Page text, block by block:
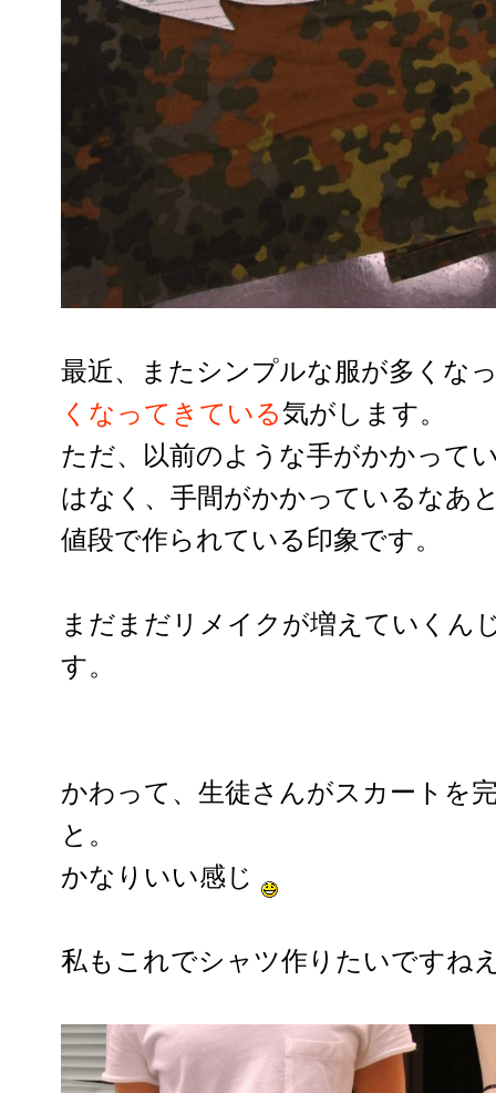
最近、またシンプルな服が多くな
くなってきている気がします。
ただ、以前のような手がかかって
はなく、手間がかかっているなあ
値段で作られている印象です。
まだまだリメイクが増えていくん
す。
かわって、生徒さんがスカートを
と。
かなりいい感じ
私もこれでシャツ作りたいですね